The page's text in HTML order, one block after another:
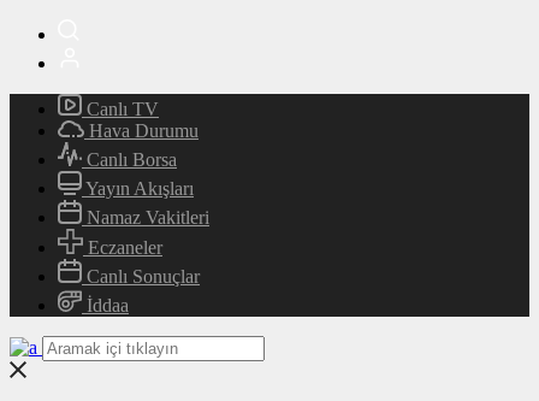
Canlı TV
Hava Durumu
Canlı Borsa
Yayın Akışları
Namaz Vakitleri
Eczaneler
Canlı Sonuçlar
İddaa